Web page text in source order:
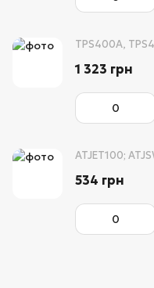
TPS400A,
1 323 грн
ATJET100;
534 грн